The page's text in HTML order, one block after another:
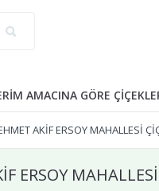
AMACINA GÖRE
AKİF ERSOY MAHALLESİ
ERSOY